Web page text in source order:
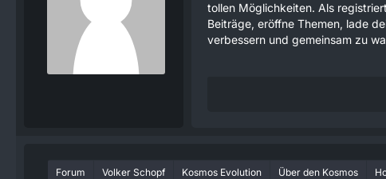
tollen Möglichkeiten. Als
Beiträge, eröffne Themen, lade
verbessern und gemeinsam zu
Forum Volker Schopf Kosmos Evolution Über den Kosmos